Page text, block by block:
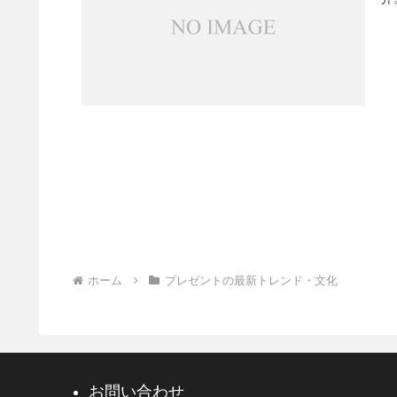
ホーム プレゼントの最新トレンド・文化
お問い合わせ